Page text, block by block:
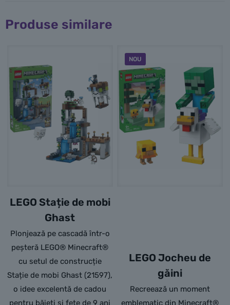
Produse similare
LEGO Stație de mobi
Ghast
Plonjează pe cascadă într-o
peșteră LEGO® Minecraft®
cu setul de construcție
Stație de mobi Ghast (21597),
o idee excelentă de cadou
pentru băieți și fete de 9 ani
NOU
LEGO Jocheu de
găini
Recreează un moment
emblematic din Minecraft®